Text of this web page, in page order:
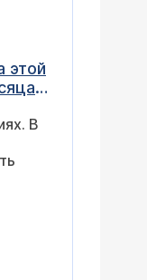
этой
в
В